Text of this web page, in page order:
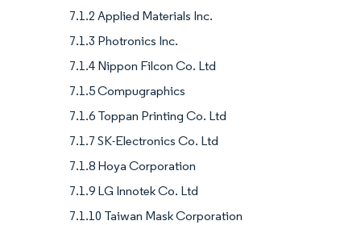
7.1.2 Applied Materials Inc.
7.1.3 Photronics Inc.
7.1.4 Nippon Filcon Co. Ltd
7.1.5 Compugraphics
7.1.6 Toppan Printing Co. Ltd
7.1.7 SK-Electronics Co. Ltd
7.1.8 Hoya Corporation
7.1.9 LG Innotek Co. Ltd
7.1.10 Taiwan Mask Corporation